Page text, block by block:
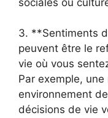
3. **Sentiments
peuvent être le
vie où vous
Par exemple,
environnement
décisions de vie